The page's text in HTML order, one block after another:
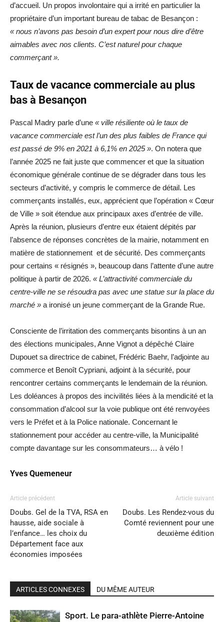
d’accueil. Un propos involontaire qui a irrité en particulier la
propriétaire d’un important bureau de tabac de Besançon :
« nous n’avons pas besoin d’un expert pour nous dire d’être
aimables avec nos clients. C’est naturel pour chaque
commerçant ».
Taux de vacance commerciale au plus
bas à Besançon
Pascal Madry parle d’une « ville résiliente où le taux de
vacance commerciale est l’un des plus faibles de France qui
est passé de 9% en 2021 à 6,1% en 2025 ». On notera que
l’année 2025 ne fait juste que commencer et que la situation
économique générale continue de se dégrader dans tous les
secteurs d’activité, y compris le commerce de détail. Les
commerçants installés, eux, apprécient que l’opération « Cœur
de Ville » soit étendue aux principaux axes d’entrée de ville.
Après la réunion, plusieurs d’entre eux étaient dépités par
l’absence de réponses concrètes de la mairie, notamment en
matière de stationnement et de sécurité. Des commerçants
pour certains « résignés », beaucoup dans l’attente d’une autre
politique à partir de 2026. « L’attractivité commerciale du
centre-ville ne se résoudra pas avec une statue sur la place du
marché » a ironisé un jeune commerçant de la Grande Rue.
Consciente de l’irritation des commerçants bisontins à un an
des élections municipales, Anne Vignot a dépêché Claire
Dupouet sa directrice de cabinet, Frédéric Baehr, l’adjointe au
commerce et Benoît Cypriani, adjoint à la sécurité, pour
rencontrer certains commerçants le lendemain de la réunion.
Les doléances à propos des incivilités liées à la mendicité et la
consommation d’alcool sur la voie publique ont été renvoyées
vers le Préfet et à la Police nationale. Concernant le
stationnement pour accéder au centre-ville, la Municipalité
compte davantage sur les consommateurs… à vélo !
Yves Quemeneur
Article précédent
Doubs. Gel de la TVA, RSA en
hausse, aide sociale à
l’enfance… les choix du
Département face aux
économies imposées
Article suivant
Doubs. Les Rendez-vous du
Comté reviennent pour une
deuxième édition
ARTICLES CONNEXES DU MÊME AUTEUR
Sport. Le para-athlète Pierre-Antoine